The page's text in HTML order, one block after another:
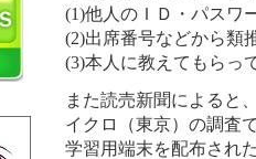
(1)他人のＩＤ・パスワ
(2)出席番号などから類
(3)本人に教えてもらっ
また読売新聞によると
イクロ（東京）の調査
学習用端末を配布され